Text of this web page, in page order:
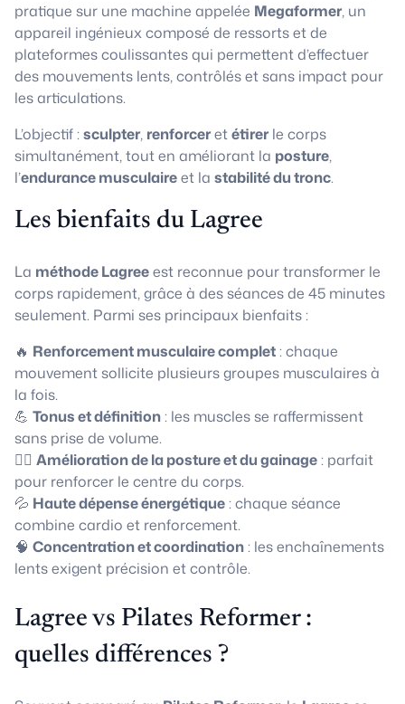
pratique sur une machine appelée Megaformer, un
appareil ingénieux composé de ressorts et de
plateformes coulissantes qui permettent d’effectuer
des mouvements lents, contrôlés et sans impact pour
les articulations.
L’objectif :sculpter, renforceretétirerle corps
simultanément, tout en améliorant la posture,
l’endurance musculaireet la stabilité du tronc.
Les bienfaits du Lagree
La méthode Lagreeest reconnue pour transformer le
corps rapidement, grâce à des séances de 45 minutes
seulement. Parmi ses principaux bienfaits :
🔥 Renforcement musculaire complet: chaque
mouvement sollicite plusieurs groupes musculaires à
la fois.
💪 Tonus et définition: les muscles se raffermissent
sans prise de volume.
🧘‍♀️ Amélioration de la posture et du gainage: parfait
pour renforcer le centre du corps.
💦 Haute dépense énergétique: chaque séance
combine cardio et renforcement.
🧠 Concentration et coordination: les enchaînements
lents exigent précision et contrôle.
Lagree vs Pilates Reformer :
quelles différences ?